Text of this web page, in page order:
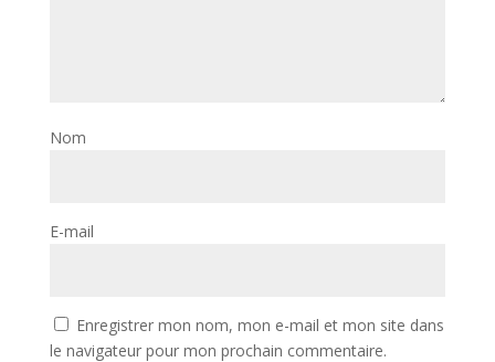
Nom
E-mail
Enregistrer mon nom, mon e-mail et mon site dans
le navigateur pour mon prochain commentaire.